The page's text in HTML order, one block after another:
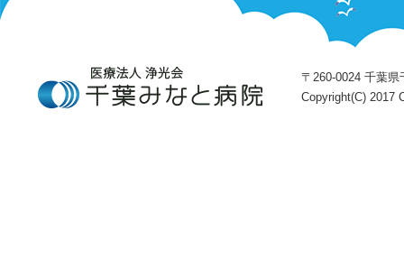
〒260-0024 千葉
Copyright(C) 2017